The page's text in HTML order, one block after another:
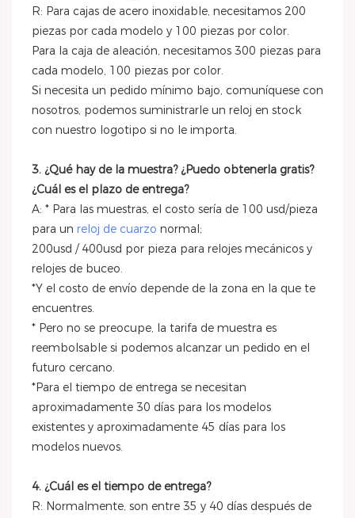
R: Para cajas de acero inoxidable, necesitamos 200
piezas por cada modelo y 100 piezas por color.
Para la caja de aleación, necesitamos 300 piezas para
cada modelo, 100 piezas por color.
Si necesita un pedido mínimo bajo, comuníquese con
nosotros, podemos suministrarle un reloj en stock
con nuestro logotipo si no le importa.
3. ¿Qué hay de la muestra? ¿Puedo obtenerla gratis?
¿Cuál es el plazo de entrega?
A: * Para las muestras, el costo sería de 100 usd/pieza
para un reloj de cuarzo normal;
200usd / 400usd por pieza para relojes mecánicos y
relojes de buceo.
*Y el costo de envío depende de la zona en la que te
encuentres.
* Pero no se preocupe, la tarifa de muestra es
reembolsable si podemos alcanzar un pedido en el
futuro cercano.
*Para el tiempo de entrega se necesitan
aproximadamente 30 días para los modelos
existentes y aproximadamente 45 días para los
modelos nuevos.
4. ¿Cuál es el tiempo de entrega?
R: Normalmente, son entre 35 y 40 días después de